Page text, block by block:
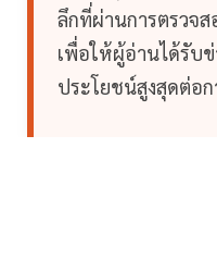
ลึกที่ผ่านการตรวจ
เพื่อให้ผู้อ่านได้รับ
ประโยชน์สูงสุดต่อ